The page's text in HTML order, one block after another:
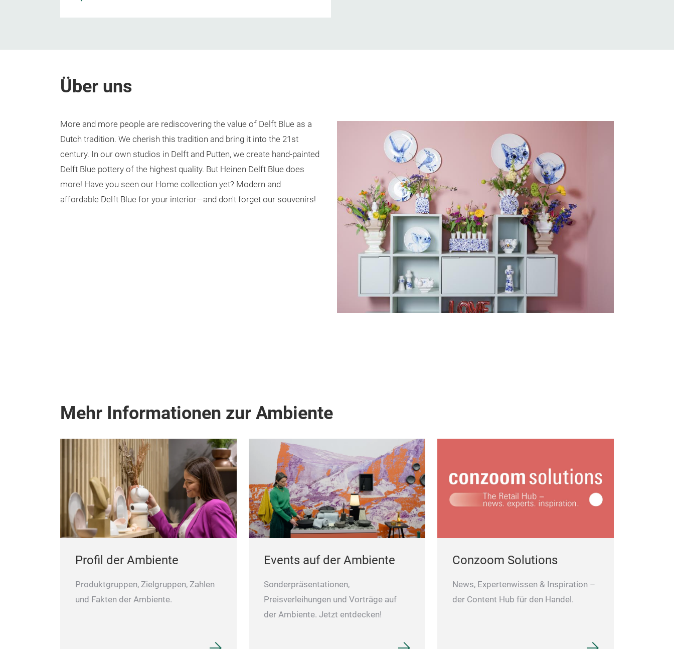
Über uns
More and more people are rediscovering the value of Delft Blue as a
Dutch tradition. We cherish this tradition and bring it into the 21st
century. In our own studios in Delft and Putten, we create hand-painted
Delft Blue pottery of the highest quality. But Heinen Delft Blue does
more! Have you seen our Home collection yet? Modern and
affordable Delft Blue for your interior—and don't forget our souvenirs!
Mehr Informationen zur Ambiente
Profil der Ambiente
Produktgruppen, Zielgruppen, Zahlen
und Fakten der Ambiente.
Events auf der Ambiente
Sonderpräsentationen,
Preisverleihungen und Vorträge auf
der Ambiente. Jetzt entdecken!
Conzoom Solutions
News, Expertenwissen & Inspiration –
der Content Hub für den Handel.